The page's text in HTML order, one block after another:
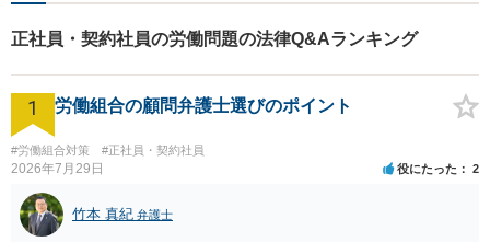
正社員・契約社員の労働問題の法律Q&Aランキング
1 労働組合の顧問弁護士選びのポイント
#労働組合対策 #正社員・契約社員
2026年7月29日 役にたった 2
竹本 真紀 弁護士